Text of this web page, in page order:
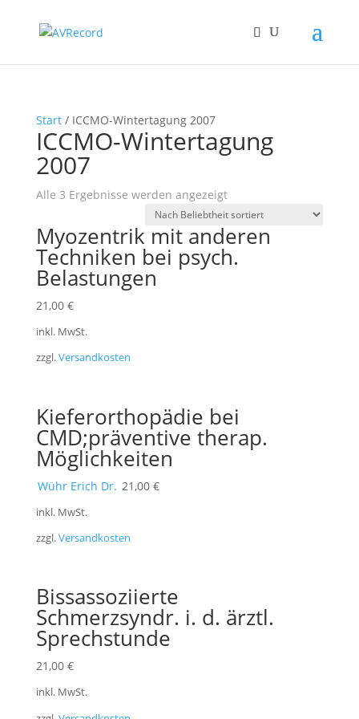
Start/ ICCMO-Wintertagung 2007
ICCMO-Wintertagung
2007
Alle 3 Ergebnisse werden angezeigtNach
Beliebtheit
sortiert
Myozentrik mit anderen
Techniken bei psych.
Belastungen
21,00 €
inkl. MwSt.
zzgl.Versandkosten
Kieferorthopädie bei
CMD;präventive therap.
Möglichkeiten
Wühr Erich Dr. 21,00 €
inkl. MwSt.
zzgl.Versandkosten
Bissassoziierte
Schmerzsyndr. i. d. ärztl.
Sprechstunde
21,00 €
inkl. MwSt.